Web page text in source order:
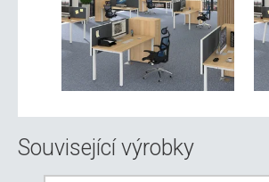
Související výrobky